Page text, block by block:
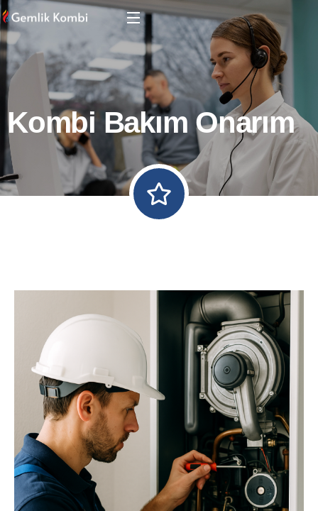
Kombi Bakım Onarım